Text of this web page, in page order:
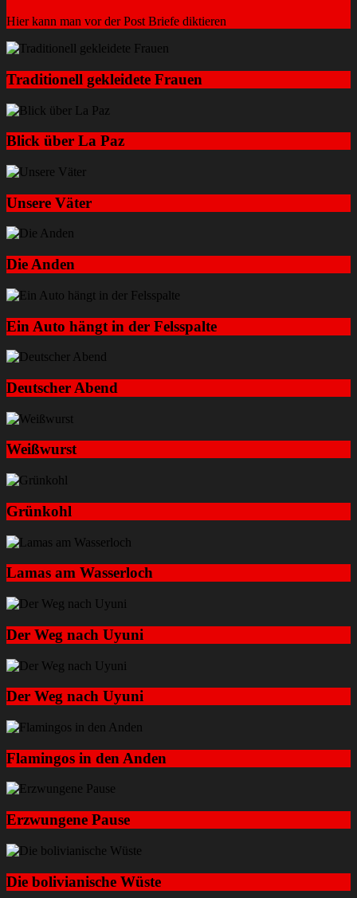
Hier kann man vor der Post Briefe diktieren
Traditionell gekleidete Frauen
Blick über La Paz
Unsere Väter
Die Anden
Ein Auto hängt in der Felsspalte
Deutscher Abend
Weißwurst
Grünkohl
Lamas am Wasserloch
Der Weg nach Uyuni
Der Weg nach Uyuni
Flamingos in den Anden
Erzwungene Pause
Die bolivianische Wüste